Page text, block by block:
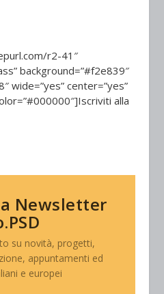
r2-41″
background=”#f2e839″
wide=”yes” center=”yes”
alla
Newsletter
su novità, progetti,
appuntamenti ed
e europei